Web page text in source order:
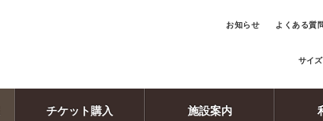
お知らせ よくある質
サイズ
チケット購入 施設案内